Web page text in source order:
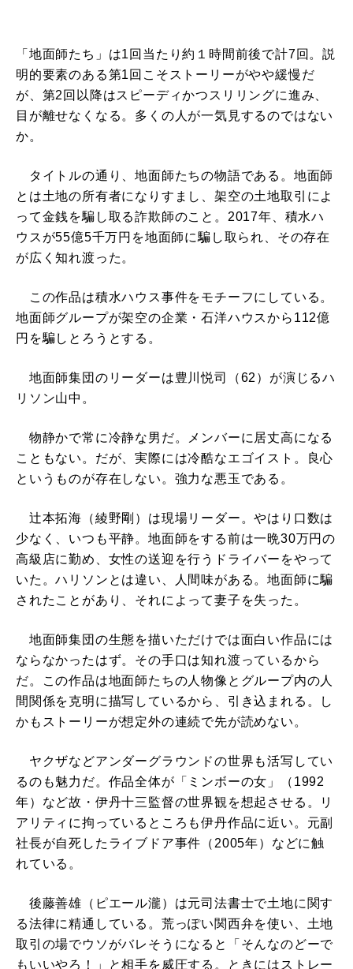
「地面師たち」は1回当たり約１時間前後で計7回。説
明的要素のある第1回こそストーリーがやや緩慢だ
が、第2回以降はスピーディかつスリリングに進み、
目が離せなくなる。多くの人が一気見するのではない
か。
タイトルの通り、地面師たちの物語である。地面師
とは土地の所有者になりすまし、架空の土地取引によ
って金銭を騙し取る詐欺師のこと。2017年、積水ハ
ウスが55億5千万円を地面師に騙し取られ、その存在
が広く知れ渡った。
この作品は積水ハウス事件をモチーフにしている。
地面師グループが架空の企業・石洋ハウスから112億
円を騙しとろうとする。
地面師集団のリーダーは豊川悦司（62）が演じるハ
リソン山中。
物静かで常に冷静な男だ。メンバーに居丈高になる
こともない。だが、実際には冷酷なエゴイスト。良心
というものが存在しない。強力な悪玉である。
辻本拓海（綾野剛）は現場リーダー。やはり口数は
少なく、いつも平静。地面師をする前は一晩30万円の
高級店に勤め、女性の送迎を行うドライバーをやって
いた。ハリソンとは違い、人間味がある。地面師に騙
されたことがあり、それによって妻子を失った。
地面師集団の生態を描いただけでは面白い作品には
ならなかったはず。その手口は知れ渡っているから
だ。この作品は地面師たちの人物像とグループ内の人
間関係を克明に描写しているから、引き込まれる。し
かもストーリーが想定外の連続で先が読めない。
ヤクザなどアンダーグラウンドの世界も活写してい
るのも魅力だ。作品全体が「ミンボーの女」（1992
年）など故・伊丹十三監督の世界観を想起させる。リ
アリティに拘っているところも伊丹作品に近い。元副
社長が自死したライブドア事件（2005年）などに触
れている。
後藤善雄（ピエール瀧）は元司法書士で土地に関す
る法律に精通している。荒っぽい関西弁を使い、土地
取引の場でウソがバレそうになると「そんなのどーで
もいいやろ！」と相手を威圧する。ときにはストレー